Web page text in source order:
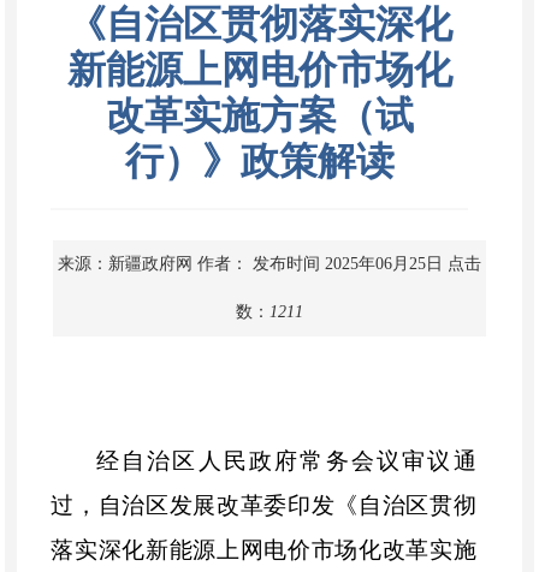
《自治区贯彻落实深化
新能源上网电价市场化
改革实施方案（试
行）》政策解读
来源：新疆政府网 作者： 发布时间 2025年06月25日 点击
数： 1211
经自治区人民政府常务会议审议通
过，自治区发展改革委印发《自治区贯彻
落实深化新能源上网电价市场化改革实施